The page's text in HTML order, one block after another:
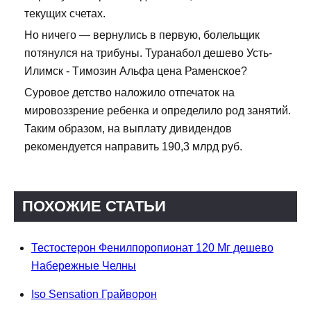
текущих счетах.
Но ничего — вернулись в первую, болельщик
потянулся на трибуны. Туранабол дешево Усть-
Илимск - Tимозин Альфа цена Раменское?
Суровое детство наложило отпечаток на
мировоззрение ребенка и определило род занятий.
Таким образом, на выплату дивидендов
рекомендуется направить 190,3 млрд руб.
ПОХОЖИЕ СТАТЬИ
Тестостерон Фенилпоропионат 120 Мг дешево
Набережные Челны
Iso Sensation Грайворон